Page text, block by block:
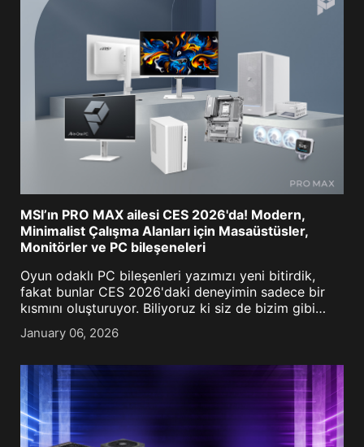
MSI’ın PRO MAX ailesi CES 2026'da! Modern,
Minimalist Çalışma Alanları için Masaüstüsler,
Monitörler ve PC bileşeneleri
Oyun odaklı PC bileşenleri yazımızı yeni bitirdik,
fakat bunlar CES 2026'daki deneyimin sadece bir
kısmını oluşturuyor. Biliyoruz ki siz de bizim gibi
PC'nin yalnızca bir oyun karargahından ibaret
olmadığının farkı[...]
January 06, 2026